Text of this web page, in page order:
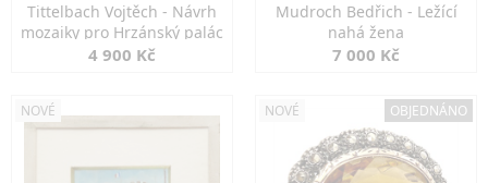
Tittelbach Vojtěch - Návrh
mozaiky pro Hrzánský palác
4 900 Kč
Mudroch Bedřich - Ležící
nahá žena
7 000 Kč
NOVÉ NOVÉ OBJEDNÁNO